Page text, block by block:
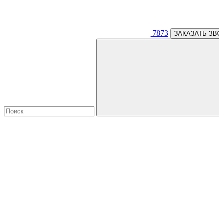
7873 ЗАКАЗАТЬ